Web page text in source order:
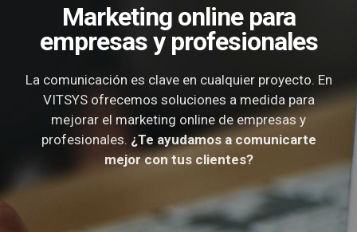
Marketing online para
empresas y profesionales
La comunicación es clave en cualquier proyecto. En
VITSYS ofrecemos soluciones a medida para
mejorar el marketing online de empresas y
profesionales. ¿Te ayudamos a comunicarte
mejor con tus clientes?